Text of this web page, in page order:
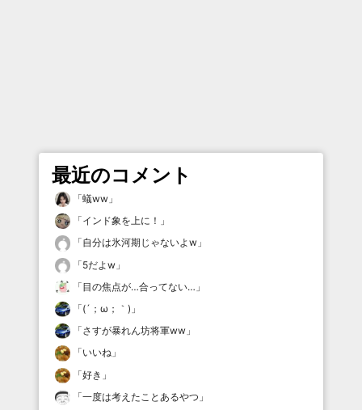
最近のコメント
「蟻ww 」
「インド象を上に！ 」
「自分は氷河期じゃないよw 」
「5だよw 」
「目の焦点が…合ってない… 」
「(´；ω；｀) 」
「さすが暴れん坊将軍ww 」
「いいね 」
「好き 」
「一度は考えたことあるやつ 」